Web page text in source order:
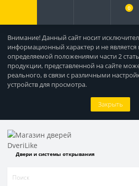
Внимание! Данный сайт носит
информационный характер и не
определяемой положениями части 2
продукции, представленной на сайте
реального, в связи с различными
устройств для просмотра.
Закрыть
0
Двери и системы открывания